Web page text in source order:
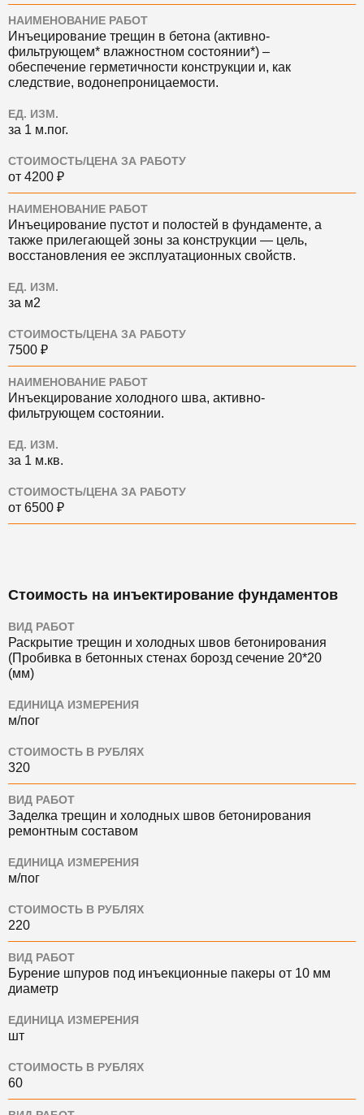
НАИМЕНОВАНИЕ РАБОТ
Инъецирование трещин в бетона (активно-
фильтрующем* влажностном состоянии*) ‒
обеспечение герметичности конструкции и, как
следствие, водонепроницаемости.
ЕД. ИЗМ.
за 1 м.пог.
СТОИМОСТЬ/ЦЕНА ЗА РАБОТУ
от 4200 ₽
НАИМЕНОВАНИЕ РАБОТ
Инъецирование пустот и полостей в фундаменте, а
также прилегающей зоны за конструкции — цель,
восстановления ее эксплуатационных свойств.
ЕД. ИЗМ.
за м2
СТОИМОСТЬ/ЦЕНА ЗА РАБОТУ
7500 ₽
НАИМЕНОВАНИЕ РАБОТ
Инъекцирование холодного шва, активно-
фильтрующем состоянии.
ЕД. ИЗМ.
за 1 м.кв.
СТОИМОСТЬ/ЦЕНА ЗА РАБОТУ
от 6500 ₽
Стоимость на инъектирование фундаментов
ВИД РАБОТ
Раскрытие трещин и холодных швов бетонирования
(Пробивка в бетонных стенах борозд сечение 20*20
(мм)
ЕДИНИЦА ИЗМЕРЕНИЯ
м/пог
СТОИМОСТЬ В РУБЛЯХ
320
ВИД РАБОТ
Заделка трещин и холодных швов бетонирования
ремонтным составом
ЕДИНИЦА ИЗМЕРЕНИЯ
м/пог
СТОИМОСТЬ В РУБЛЯХ
220
ВИД РАБОТ
Бурение шпуров под инъекционные пакеры от 10 мм
диаметр
ЕДИНИЦА ИЗМЕРЕНИЯ
шт
СТОИМОСТЬ В РУБЛЯХ
60